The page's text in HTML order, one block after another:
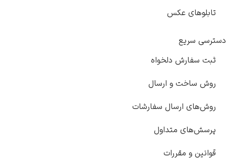
تابلوهای عکس
دسترسی سریع
ثبت سفارش دلخواه
روش ساخت و ارسال
روش‌های ارسال سفارشات
پرسش‌های متداول
قوانین و مقررات